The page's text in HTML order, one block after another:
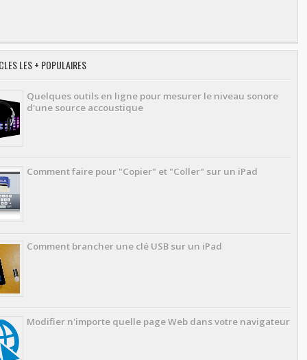
LES + POPULAIRES
Quelques outils en ligne pour mesurer le niveau sonore
d'une source accoustique
Comment faire pour "Copier" et "Coller" sur un iPad
Comment brancher une clé USB sur un iPad
Modifier n'importe quelle page Web dans votre navigateur